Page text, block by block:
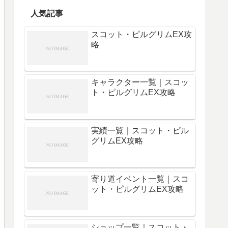
人気記事
スコット・ピルグリムEX攻
略
キャラクター一覧｜スコッ
ト・ピルグリムEX攻略
実績一覧｜スコット・ピル
グリムEX攻略
寄り道イベント一覧｜スコ
ット・ピルグリムEX攻略